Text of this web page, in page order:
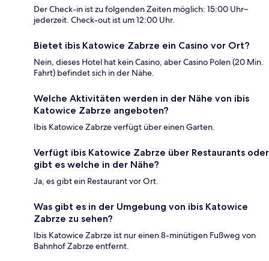
Der Check-in ist zu folgenden Zeiten möglich: 15:00 Uhr–
jederzeit. Check-out ist um 12:00 Uhr.
Bietet ibis Katowice Zabrze ein Casino vor Ort?
Nein, dieses Hotel hat kein Casino, aber Casino Polen (20 Min.
Fahrt) befindet sich in der Nähe.
Welche Aktivitäten werden in der Nähe von ibis
Katowice Zabrze angeboten?
Ibis Katowice Zabrze verfügt über einen Garten.
Verfügt ibis Katowice Zabrze über Restaurants oder
gibt es welche in der Nähe?
Ja, es gibt ein Restaurant vor Ort.
Was gibt es in der Umgebung von ibis Katowice
Zabrze zu sehen?
Ibis Katowice Zabrze ist nur einen 8-minütigen Fußweg von
Bahnhof Zabrze entfernt.